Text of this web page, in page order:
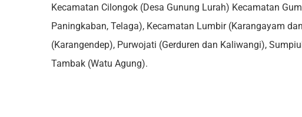
Kecamatan Cilongok (Desa Gunung Lurah) Kecamatan
Paningkaban, Telaga), Kecamatan Lumbir (Karangayam
(Karangendep), Purwojati (Gerduren dan Kaliwangi),
Tambak (Watu Agung).